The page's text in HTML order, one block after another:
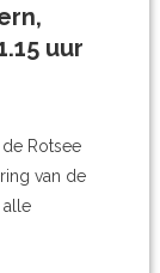
uur
Rotsee
van de
alle